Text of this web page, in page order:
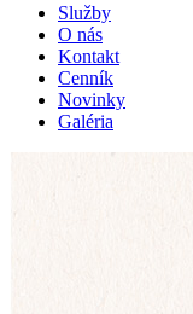
Služby
O nás
Kontakt
Cenník
Novinky
Galéria